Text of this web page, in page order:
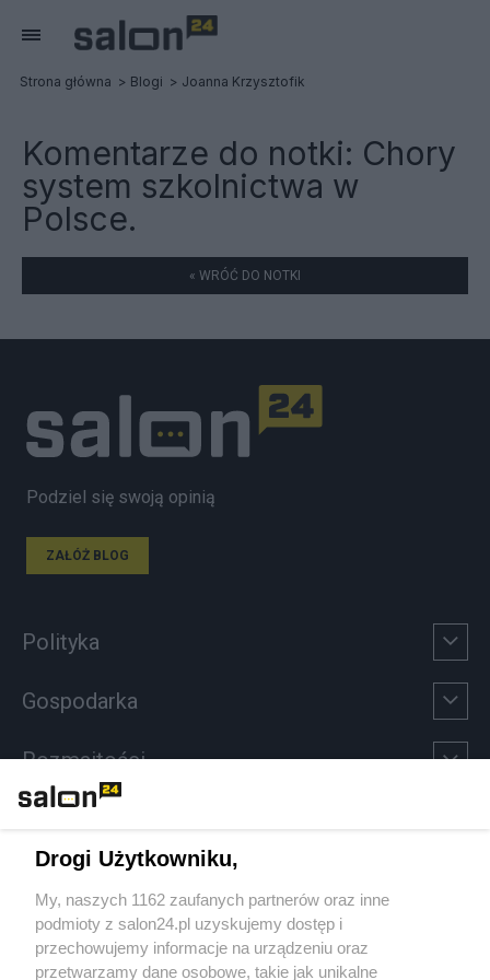
Strona główna Blogi Joanna Krzysztofik
Komentarze do notki: Chory
system szkolnictwa w
Polsce.
« WRÓĆ DO NOTKI
Podziel się swoją opinią
ZAŁÓŻ BLOG
Polityka
Gospodarka
Rozmaitości
Sport
Społeczeństwo
Drogi Użytkowniku,
My, naszych 1162 zaufanych partnerów oraz inne
podmioty z salon24.pl uzyskujemy dostęp i
przechowujemy informacje na urządzeniu oraz
przetwarzamy dane osobowe, takie jak unikalne